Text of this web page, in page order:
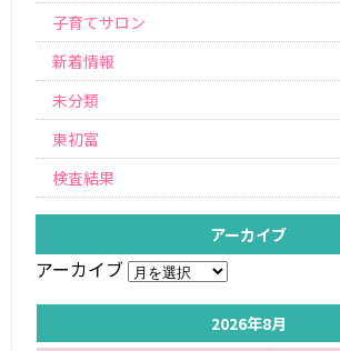
子育てサロン
新着情報
未分類
東初富
検査結果
アーカイブ
アーカイブ
2026年8月